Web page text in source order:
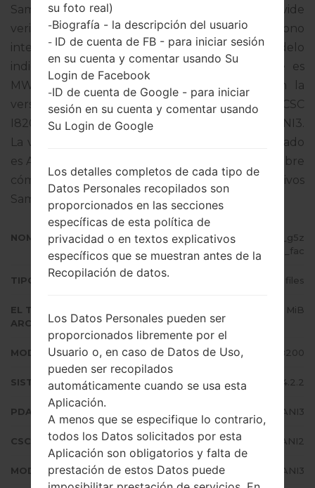
Samsung Galaxy S3 Mini Neo, pero no olvide
verificar si el número de modelo de su teléfono
inteligente corresponde al número de modelo
indicado % MODEL%. El código del firmware es
MWD de MOROCCO. El producto viene con la
versión PDA I8200XXUANI3 y la versión CSC
I8200OJVANI2,Versión de MODEM I8200XXUANI3.
La versión del sistema operativo del firmware dado
es Android Jelly Bean 4.2.2. Tutorial completo sobre
cómo actualizar el firmware oficial en dispositivos
Samsung
aquí
NOMBRE DE ARCHIVO
GT-I8200_1_20150930092040_g5z
21irjm6_fac
TIPO DE FIRMWARE 4 files
EL TAMAÑO DEL
ARCHIVO
754.59 MiB
MODELO Samsung GT-I8200
SISTEMA OPERATIVO Android Jelly Bean 4.2.2
PDA/AP VERSIÓN I8200XXUANI3
CSC VERSIÓN I8200OJVANI2
MODEM/CP VERSIÓN I8200XXUANI3
su foto real)
-Biografía - la descripción del usuario
- ID de cuenta de FB - para iniciar sesión
en su cuenta y comentar usando Su
Login de Facebook
-ID de cuenta de Google - para iniciar
sesión en su cuenta y comentar usando
Su Login de Google
Los detalles completos de cada tipo de
Datos Personales recopilados son
proporcionados en las secciones
específicas de esta política de
privacidad o en textos explicativos
específicos que se muestran antes de la
Recopilación de datos.
Los Datos Personales pueden ser
proporcionados libremente por el
Usuario o, en caso de Datos de Uso,
pueden ser recopilados
automáticamente cuando se usa esta
Aplicación.
A menos que se especifique lo contrario,
todos los Datos solicitados por esta
Aplicación son obligatorios y falta de
prestación de estos Datos puede